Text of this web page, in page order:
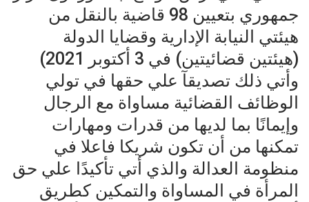
جمهوري بتعيين 98 قاضية بالنقل من
هيئتي النيابة الإدارية وقضايا الدولة
(هيئتين قضائيتين) في 3 أكتوبر 2021)
وأتي ذلك تصديقآ علي حقها في تولي
الوظائف القضائية مساواة مع الرجال
وإيمانًا بما لديها من قدرات ومهارات
تمكنها من أن تكون شريكا فاعلا في
منظومة العدالة والذي أتي تأكيدًا علي حق
المرأة في المساواة والتمكين كطريق